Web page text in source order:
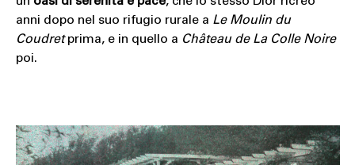
anni dopo nel suo rifugio rurale a Le Moulin du
Coudretprima, e in quello a Château de La Colle Noire
poi.